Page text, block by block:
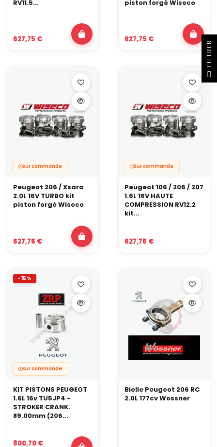
RV11.5...
627,75 €
piston forgé Wiseco
627,75 €
Sur commande
Peugeot 206 / Xsara
2.0L 16V TURBO kit
piston forgé Wiseco
627,75 €
Sur commande
Peugeot 106 / 206 / 207
1.6L 16V HAUTE
COMPRESSION RV12.2
kit...
627,75 €
-15%
Sur commande
KIT PISTONS PEUGEOT
1.6L 16v TU5JP4 -
STROKER CRANK.
89.00mm (206...
800,70 €
Bielle Peugeot 206 RC
2.0L 177cv Wossner
R